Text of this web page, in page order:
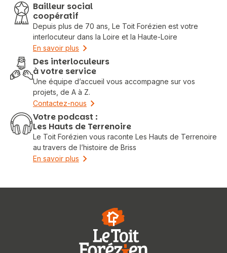
Bailleur social
coopératif
Depuis plus de 70 ans, Le Toit Forézien est votre
interlocuteur dans la Loire et la Haute-Loire
En savoir plus
Des interloculeurs
à votre service
Une équipe d’accueil vous accompagne sur vos
projets, de A à Z.
Contactez-nous
Votre podcast :
Les Hauts de Terrenoire
Le Toit Forézien vous raconte Les Hauts de Terrenoire
au travers de l’histoire de Briss
En savoir plus